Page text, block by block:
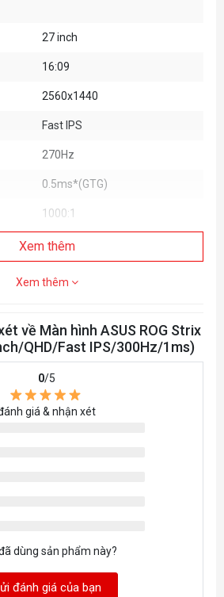
27 inch
16:09
2560x1440
Fast IPS
270Hz
0.5ms*(GTG)
1000:1
400nits
150% sRGB, DCI-P3 97%
nhám
đen
Yes, DisplayHDR400
7.6 kg (net), 11kg (gross), 4 kg
(net without stand)
DisplayHDR 400, ELMB SYNC,
Xem thêm
Xem thêm
về Màn hình ASUS ROG Strix
QHD/Fast IPS/300Hz/1ms)
0/5
giá & nhận xét
dùng sản phẩm này?
đánh giá của bạn